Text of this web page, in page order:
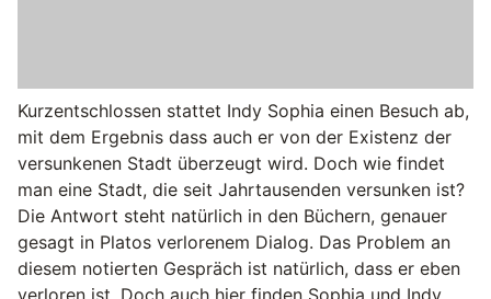
Kurzentschlossen stattet Indy Sophia einen Besuch ab,
mit dem Ergebnis dass auch er von der Existenz der
versunkenen Stadt überzeugt wird. Doch wie findet
man eine Stadt, die seit Jahrtausenden versunken ist?
Die Antwort steht natürlich in den Büchern, genauer
gesagt in Platos verlorenem Dialog. Das Problem an
diesem notierten Gespräch ist natürlich, dass er eben